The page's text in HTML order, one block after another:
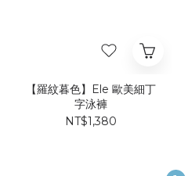
【羅紋暮色】Ele 歐美細丁
字泳褲​
NT$1,380